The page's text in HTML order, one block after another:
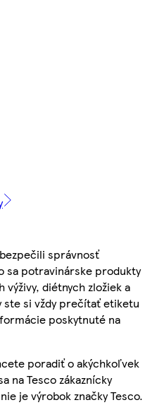
správnosť
sa potravinárske produkty
výživy, diétnych zložiek a
ste si vždy prečítať etiketu
poskytnuté na
poradiť o akýchkoľvek
na Tesco zákaznícky
je výrobok značky Tesco.